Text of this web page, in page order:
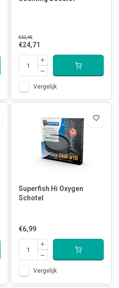
€32,95
€24,71
Vergelijk
Superfish Hi Oxygen
Schotel
€6,99
Vergelijk